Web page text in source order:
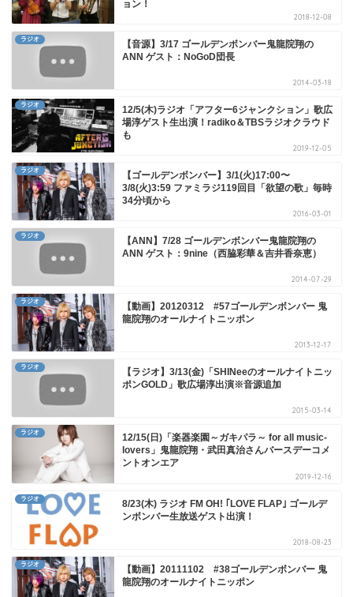
ョン！
2018-12-08
ラジオ
【音源】3/17 ゴールデンボンバー鬼龍院翔の
ANN ゲスト：NoGoD団長
2014-03-18
ラジオ
12/5(木)ラジオ「アフター6ジャンクション」歌広
場淳ゲスト生出演！radiko＆TBSラジオクラウド
も
2019-12-05
ラジオ
【ゴールデンボンバー】3/1(火)17:00〜
3/8(火)3:59 ファミラジ119回目「欲望の歌」毎時
34分頃から
2016-03-01
ラジオ
【ANN】7/28 ゴールデンボンバー鬼龍院翔の
ANN ゲスト：9nine（西脇彩華＆吉井香奈恵）
2014-07-29
ラジオ
【動画】20120312 #57ゴールデンボンバー 鬼
龍院翔のオールナイトニッポン
2013-12-17
ラジオ
【ラジオ】3/13(金)「SHINeeのオールナイトニッ
ポンGOLD」歌広場淳出演※音源追加
2015-03-14
ラジオ
12/15(日)「楽器楽園～ガキパラ～ for all music-
lovers」鬼龍院翔・武田真治さんバースデーコメ
ントオンエア
2019-12-16
ラジオ
8/23(木) ラジオ FM OH! ｢LOVE FLAP｣ ゴールデ
ンボンバー生放送ゲスト出演！
2018-08-23
ラジオ
【動画】20111102 #38ゴールデンボンバー 鬼
龍院翔のオールナイトニッポン